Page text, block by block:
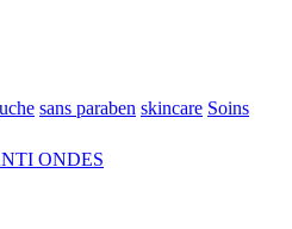
sans paraben skincare Soins
ONDES